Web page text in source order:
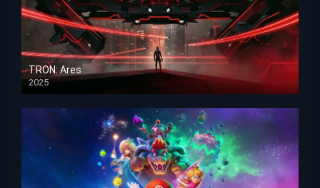
TRON: Ares
2025
HD 1080p